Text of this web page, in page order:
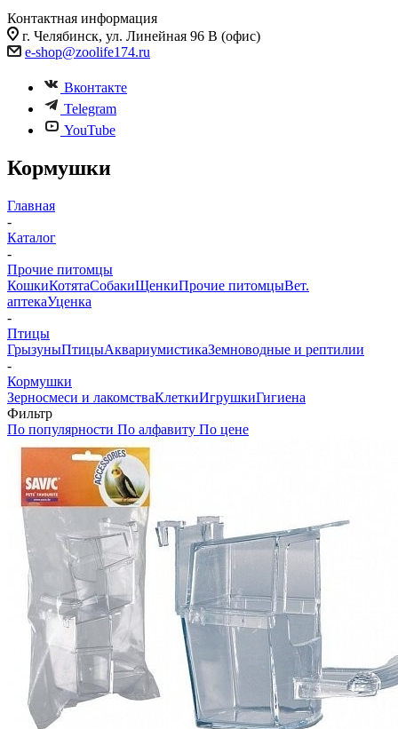
Контактная информация
г. Челябинск, ул. Линейная 96 В (офис)
e-shop@zoolife174.ru
Вконтакте
Telegram
YouTube
Кормушки
Главная
-
Каталог
-
Прочие питомцы
КошкиКотятаСобакиЩенкиПрочие питомцыВет.
аптекаУценка
-
Птицы
ГрызуныПтицыАквариумистикаЗемноводные и рептилии
-
Кормушки
Зерносмеси и лакомстваКлеткиИгрушкиГигиена
Фильтр
По популярности По алфавиту По цене